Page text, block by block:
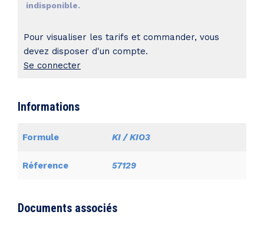
indisponible.
Pour visualiser les tarifs et commander, vous
devez disposer d'un compte.
Se connecter
Informations
Formule KI / KIO3
Réference 57129
Documents associés